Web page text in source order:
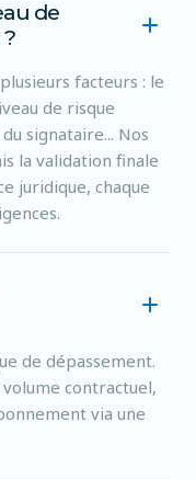
de
facteurs : le
de risque
signataire... Nos
la validation finale
juridique, chaque
de dépassement.
contractuel,
via une